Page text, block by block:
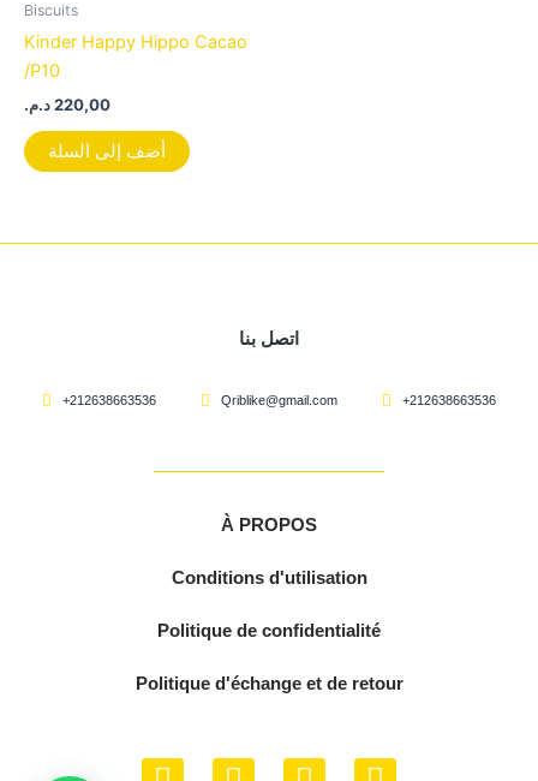
Biscuits
Kinder Happy Hippo Cacao
/P10
220,00د.م.
أضف إلى السلة
اتصل بنا
+212638663536 Qriblike@gmail.com +212638663536
À PROPOS
Conditions d'utilisation
Politique de confidentialité
Politique d'échange et de retour
F Y I W